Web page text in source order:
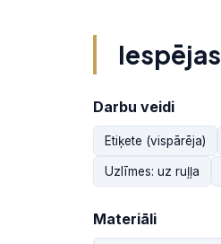
Iespējas
Darbu veidi
Etiķete (vispārēja)
Uzlīmes: uz ruļļa
Materiāli